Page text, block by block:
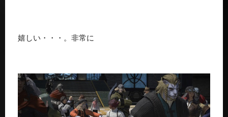
嬉しい・・・。非常に